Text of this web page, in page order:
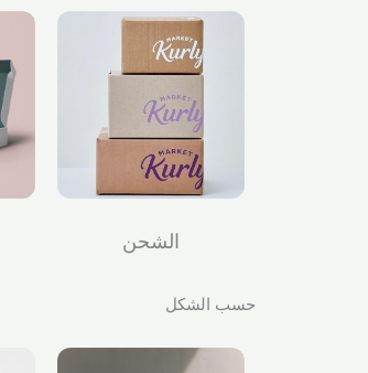
الشحن
حسب الشكل